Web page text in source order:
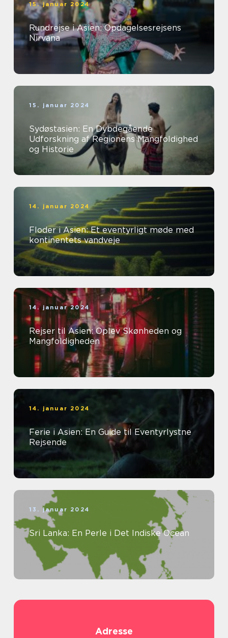
15. januar 2024
Rundrejse i Asien: Opdagelsesrejsens
Nirvana
15. januar 2024
Sydøstasien: En Dybdegående
Udforskning af Regionens Mangfoldighed
og Historie
14. januar 2024
Floder i Asien: Et eventyrligt møde med
kontinentets vandveje
14. januar 2024
Rejser til Asien: Oplev Skønheden og
Mangfoldigheden
14. januar 2024
Ferie i Asien: En Guide til Eventyrlystne
Rejsende
13. januar 2024
Sri Lanka: En Perle i Det Indiske Ocean
Adresse